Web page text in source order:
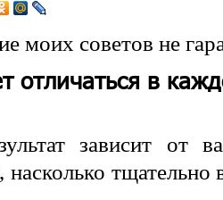
моих советов не
отличаться в
зависит от
насколько